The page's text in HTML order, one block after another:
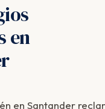
en
en Santander